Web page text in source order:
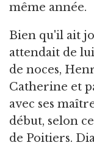
même année.
Bien qu'il ait
attendait de
de noces,
Catherine et
avec ses
début, selon
de Poitiers.